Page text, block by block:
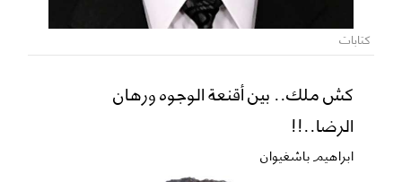
كتابات
كش ملك.. بين أقنعة الوجوه ورهان
الرضا..!!
ابراهيم باشغيوان